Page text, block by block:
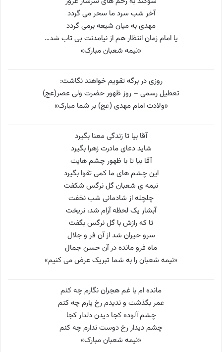
آخر شب سرد ما سحر می گردد
مهدی به میان شیعه برمی گردد
یا امام زمان انتظار هم از نیامدنت بی تاب شد…
«نیمه شعبان مبارک»
روزی در برگه تقویم خواهند نگاشت:
تعطیل رسمی – روز ظهور حضرت ولی عصر(عج)
«ولادت امام مهدی (عج) بر شما مبارک»
آقا بیا تا زندگی معنا بگیرد
شاید دعای مادرت زهرا بگیرد
آقا بیا تا با ظهور چشم هایت
این چشم های ما کمی تقوا بگیرد
نیمه ی شعبان گل نرگس شکفت
چلچله از شادمانی شب نخفت
آبشار یک لحظه آرام شد، نریخت
تا که رازش با گل نرگس بگفت
سرو حیران شد از آن فر و جلال
ماه فرو مانده در آن حسن جمال
«نیمه شعبان را به شما تبریک عرض می کنیم»
مانده ام با غم هجران نگارم چه کنم
عمر بگذشت و ندیدم رخ یارم چه کنم
چشم آلوده کجا دیدن دلدار کجا
چشم دیدار رخ دوست ندارم چه کنم
«نیمه شعبان مبارک»